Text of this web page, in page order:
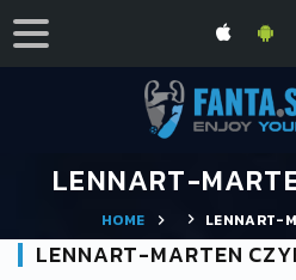
LENNART-
HOME LENNART-
LENNART-MARTEN